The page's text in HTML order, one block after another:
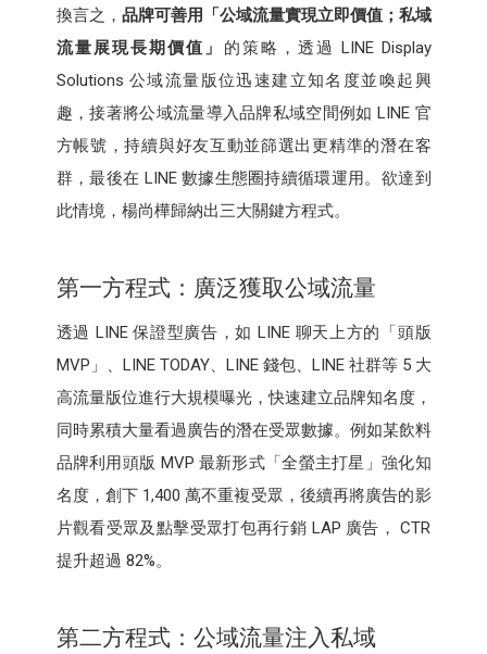
換言之， 品牌可善用「公域流量實現立即價值；私域
流量展現長期價值」 的策略，透過 LINE Display
Solutions 公域流量版位迅速建立知名度並喚起興
趣，接著將公域流量導入品牌私域空間例如 LINE 官
方帳號，持續與好友互動並篩選出更精準的潛在客
群，最後在 LINE 數據生態圈持續循環運用。欲達到
此情境，楊尚樺歸納出三大關鍵方程式。
第一方程式：廣泛獲取公域流量
透過 LINE 保證型廣告，如 LINE 聊天上方的「頭版
MVP」、LINE TODAY、LINE 錢包、LINE 社群等 5 大
高流量版位進行大規模曝光，快速建立品牌知名度，
同時累積大量看過廣告的潛在受眾數據。例如某飲料
品牌利用頭版 MVP 最新形式「全螢主打星」強化知
名度，創下 1,400 萬不重複受眾，後續再將廣告的影
片觀看受眾及點擊受眾打包再行銷 LAP 廣告， CTR
提升超過 82%。
第二方程式：公域流量注入私域